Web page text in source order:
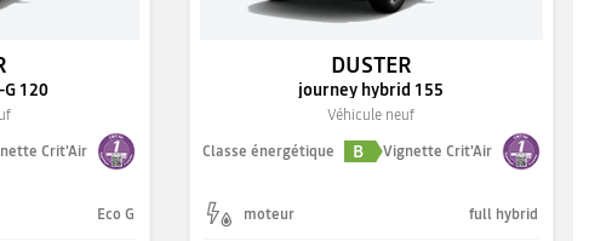
120
Crit'Air
Eco G
DUSTER
journey hybrid 155
Véhicule neuf
Classe énergétique
B Vignette Crit'Air
moteur full hybrid